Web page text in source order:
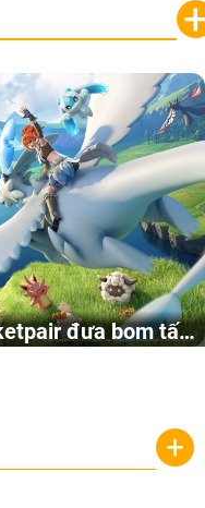
đưa bom tấn
công ty game Nhật Bản
+